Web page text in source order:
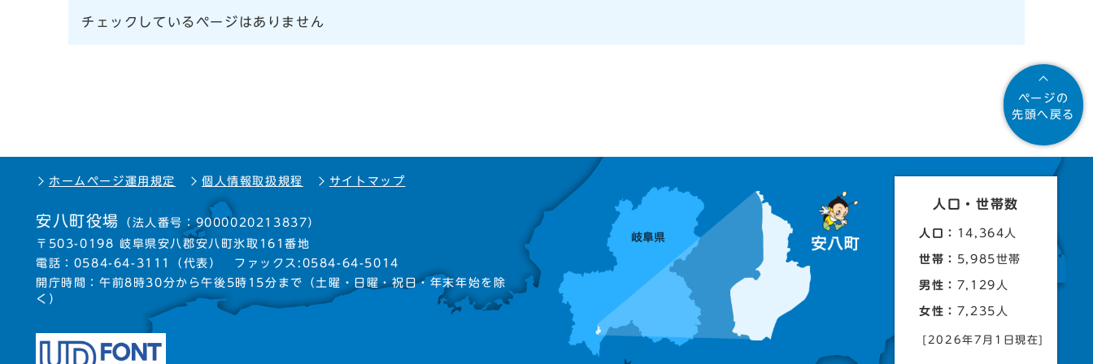
チェックしているページはありません
ページの
先頭へ戻る
ホームページ運用規定 個人情報取扱規程 サイトマップ
安八町役場 （法人番号：9000020213837）
〒503-0198 岐阜県安八郡安八町氷取161番地
電話： 0584-64-3111 （代表） ファックス:0584-64-5014
開庁時間：午前8時30分から午後5時15分まで
（土曜・日曜・祝日・年末年始を除
く）
人口・世帯数
人口： 14,364人
世帯： 5,985世帯
男性： 7,129人
女性： 7,235人
[2026年7月1日現在]